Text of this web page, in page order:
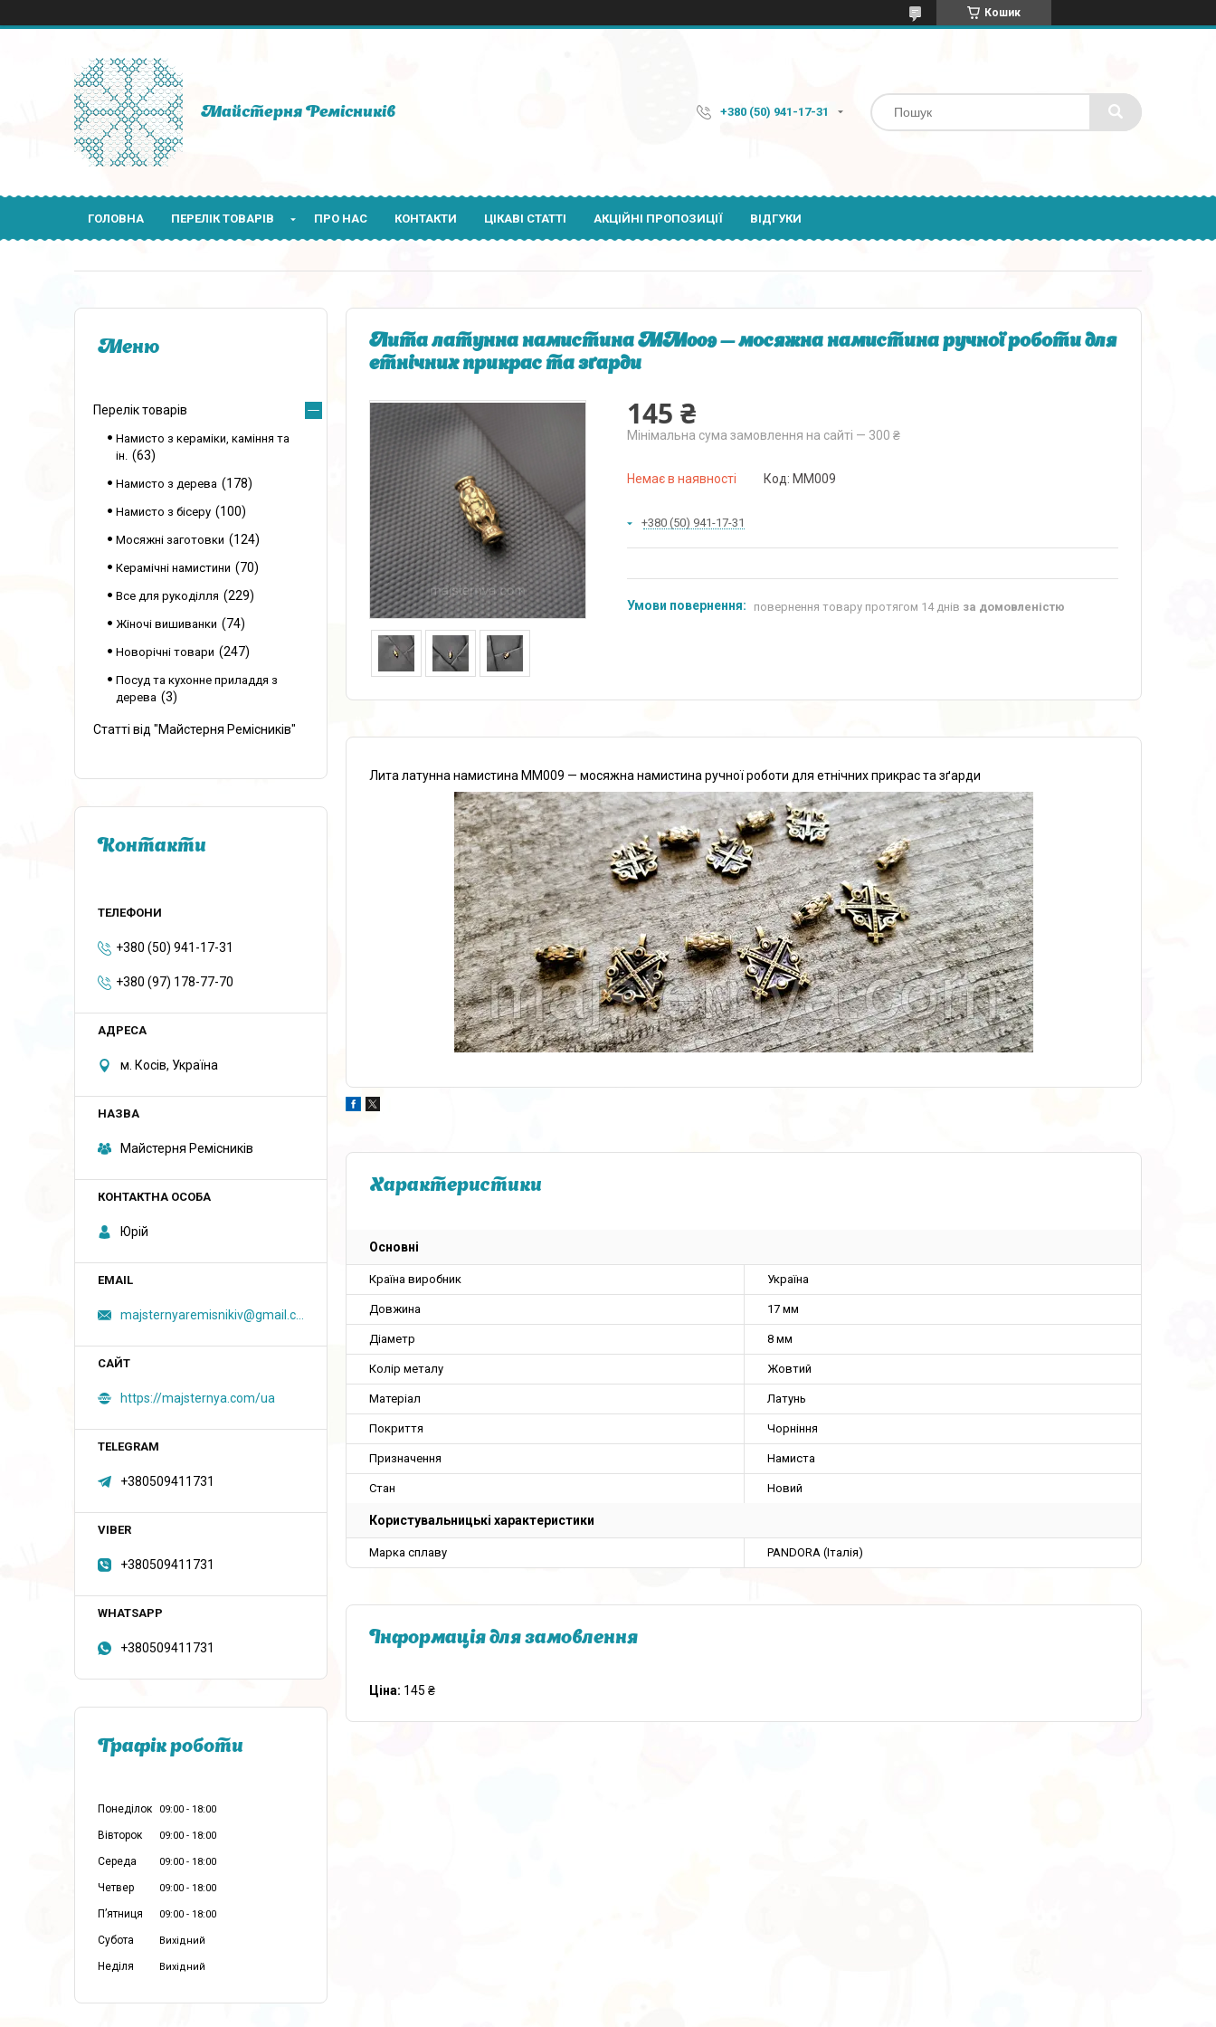
Кошик
Майстерня Ремісників +380 (50) 941-17-31
ГОЛОВНА ПЕРЕЛІК ТОВАРІВ ПРО НАС КОНТАКТИ ЦІКАВІ СТАТТІ АКЦІЙНІ ПРОПОЗИЦІЇ ВІДГУКИ
Лита латунна намистина MM009 — мосяжна намистина ручної роботи для
етнічних прикрас та зґарди
145 ₴
Мінімальна сума замовлення на сайті — 300 ₴
Немає в наявності Код: MM009
+380 (50) 941-17-31
повернення товару протягом 14 днів за домовленістю
Лита латунна намистина MM009 — мосяжна намистина ручної роботи для етнічних прикрас та зґарди
Характеристики
Основні
Країна виробник Україна
Довжина 17 мм
Діаметр 8 мм
Колір металу Жовтий
Матеріал Латунь
Покриття Чорніння
Призначення Намиста
Стан Новий
Користувальницькі характеристики
Марка сплаву PANDORA (Італія)
Інформація для замовлення
Ціна: 145 ₴
Перелік товарів
Намисто з кераміки, каміння та
ін.
63
Намисто з дерева 178
Намисто з бісеру 100
Мосяжні заготовки 124
Керамічні намистини 70
Все для рукоділля 229
Жіночі вишиванки 74
Новорічні товари 247
Посуд та кухонне приладдя з
дерева
3
Статті від "Майстерня Ремісників"
Контакти
+380 (50) 941-17-31
+380 (97) 178-77-70
м. Косів, Україна
Майстерня Ремісників
Юрій
https://majsternya.com/ua
+380509411731
+380509411731
+380509411731
Графік роботи
Понеділок 09:00 18:00
Вівторок 09:00 18:00
Середа 09:00 18:00
Четвер 09:00 18:00
Пʼятниця 09:00 18:00
Субота Вихідний
Неділя Вихідний